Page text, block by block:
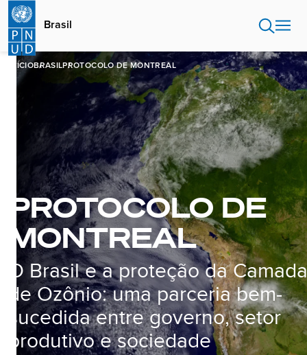
Passar
para
conteúdo
principal
Brasil
INÍCIOBRASILPROTOCOLO DE MONTREAL
PROTOCOLO DE
MONTREAL
O Brasil e a proteção da Camada
de Ozônio: uma parceria bem-
sucedida entre governo, setor
produtivo e sociedade